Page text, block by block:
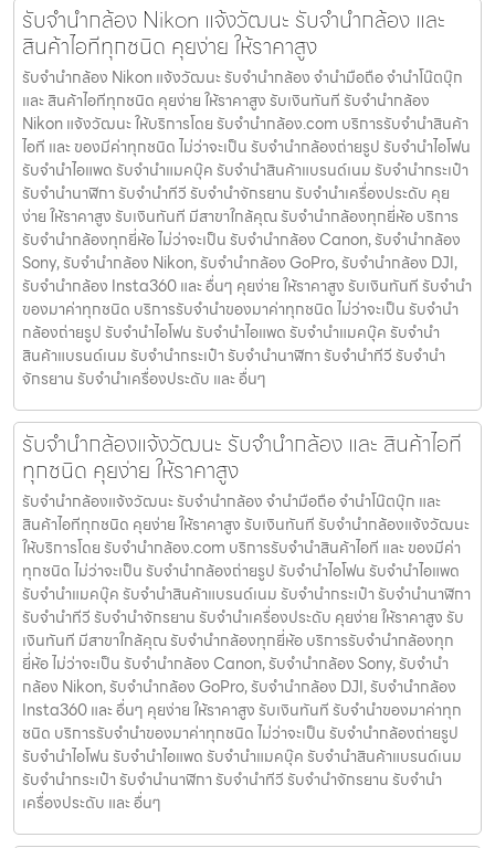
รับจำนำกล้อง Nikon แจ้งวัฒนะ รับจํานํากล้อง และ
สินค้าไอทีทุกชนิด คุยง่าย ให้ราคาสูง
รับจำนำกล้อง Nikon แจ้งวัฒนะ รับจํานํากล้อง จำนำมือถือ จำนำโน๊ตบุ๊ก
และ สินค้าไอทีทุกชนิด คุยง่าย ให้ราคาสูง รับเงินทันที รับจำนำกล้อง
Nikon แจ้งวัฒนะ ให้บริการโดย รับจํานํากล้อง.com บริการรับจํานําสินค้า
ไอที และ ของมีค่าทุกชนิด ไม่ว่าจะเป็น รับจํานํากล้องถ่ายรูป รับจํานําไอโฟน
รับจํานําไอแพด รับจํานําแมคบุ๊ค รับจํานําสินค้าแบรนด์เนม รับจํานํากระเป๋า
รับจํานํานาฬิกา รับจํานําทีวี รับจํานําจักรยาน รับจํานําเครื่องประดับ คุย
ง่าย ให้ราคาสูง รับเงินทันที มีสาขาใกล้คุณ รับจำนำกล้องทุกยี่ห้อ บริการ
รับจำนำกล้องทุกยี่ห้อ ไม่ว่าจะเป็น รับจำนำกล้อง Canon, รับจำนำกล้อง
Sony, รับจำนำกล้อง Nikon, รับจำนำกล้อง GoPro, รับจำนำกล้อง DJI,
รับจำนำกล้อง Insta360 และ อื่นๆ คุยง่าย ให้ราคาสูง รับเงินทันที รับจำนำ
ของมาค่าทุกชนิด บริการรับจำนำของมาค่าทุกชนิด ไม่ว่าจะเป็น รับจํานํา
กล้องถ่ายรูป รับจํานําไอโฟน รับจํานําไอแพด รับจํานําแมคบุ๊ค รับจํานํา
สินค้าแบรนด์เนม รับจํานํากระเป๋า รับจํานํานาฬิกา รับจํานําทีวี รับจํานํา
จักรยาน รับจํานําเครื่องประดับ และ อื่นๆ
รับจำนำกล้องแจ้งวัฒนะ รับจํานํากล้อง และ สินค้าไอที
ทุกชนิด คุยง่าย ให้ราคาสูง
รับจำนำกล้องแจ้งวัฒนะ รับจํานํากล้อง จำนำมือถือ จำนำโน๊ตบุ๊ก และ
สินค้าไอทีทุกชนิด คุยง่าย ให้ราคาสูง รับเงินทันที รับจำนำกล้องแจ้งวัฒนะ
ให้บริการโดย รับจํานํากล้อง.com บริการรับจํานําสินค้าไอที และ ของมีค่า
ทุกชนิด ไม่ว่าจะเป็น รับจํานํากล้องถ่ายรูป รับจํานําไอโฟน รับจํานําไอแพด
รับจํานําแมคบุ๊ค รับจํานําสินค้าแบรนด์เนม รับจํานํากระเป๋า รับจํานํานาฬิกา
รับจํานําทีวี รับจํานําจักรยาน รับจํานําเครื่องประดับ คุยง่าย ให้ราคาสูง รับ
เงินทันที มีสาขาใกล้คุณ รับจำนำกล้องทุกยี่ห้อ บริการรับจำนำกล้องทุก
ยี่ห้อ ไม่ว่าจะเป็น รับจำนำกล้อง Canon, รับจำนำกล้อง Sony, รับจำนำ
กล้อง Nikon, รับจำนำกล้อง GoPro, รับจำนำกล้อง DJI, รับจำนำกล้อง
Insta360 และ อื่นๆ คุยง่าย ให้ราคาสูง รับเงินทันที รับจำนำของมาค่าทุก
ชนิด บริการรับจำนำของมาค่าทุกชนิด ไม่ว่าจะเป็น รับจํานํากล้องถ่ายรูป
รับจํานําไอโฟน รับจํานําไอแพด รับจํานําแมคบุ๊ค รับจํานําสินค้าแบรนด์เนม
รับจํานํากระเป๋า รับจํานํานาฬิกา รับจํานําทีวี รับจํานําจักรยาน รับจํานํา
เครื่องประดับ และ อื่นๆ